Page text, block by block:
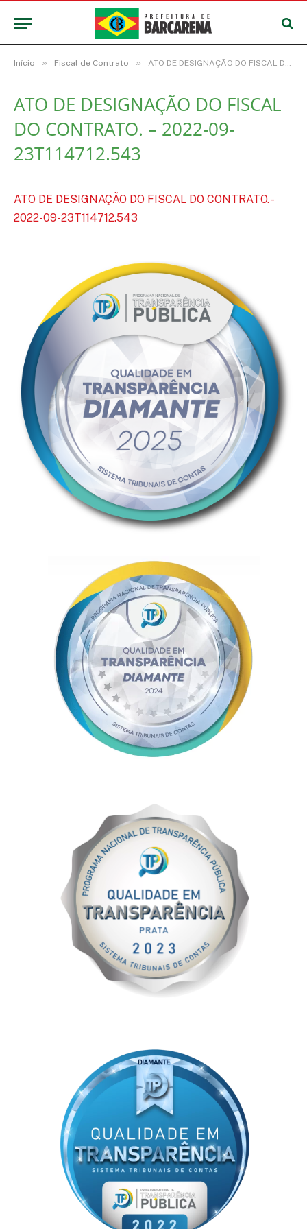
Início » Fiscal de Contrato » ATO DE DESIGNAÇÃO DO FISCAL DO CONTRATO. – 2022-09-23T114712.543
ATO DE DESIGNAÇÃO DO FISCAL
DO CONTRATO. – 2022-09-
23T114712.543
ATO DE DESIGNAÇÃO DO FISCAL DO CONTRATO. -
2022-09-23T114712.543